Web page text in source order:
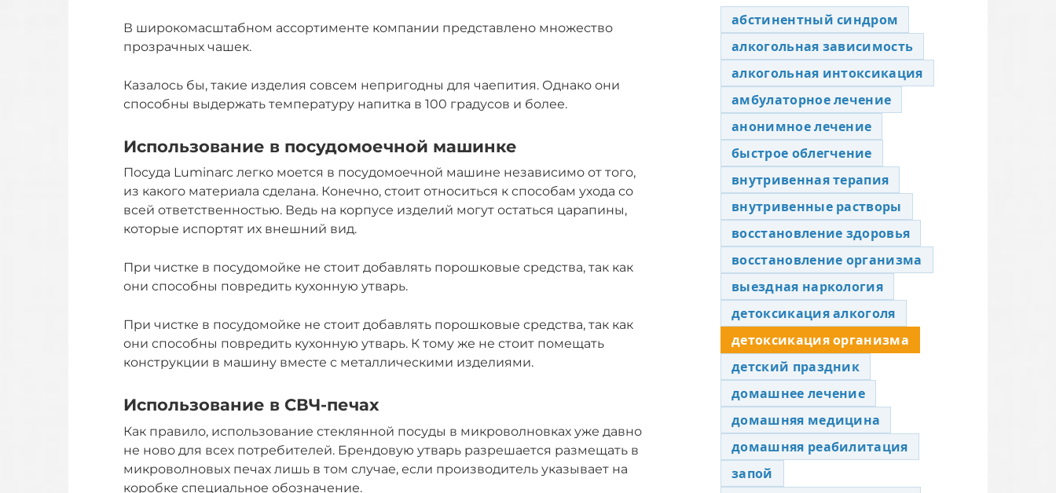
В широкомасштабном ассортименте компании представлено множество
прозрачных чашек.
Казалось бы, такие изделия совсем непригодны для чаепития. Однако они
способны выдержать температуру напитка в 100 градусов и более.
Использование в посудомоечной машинке
Посуда Luminarc легко моется в посудомоечной машине независимо от того,
из какого материала сделана. Конечно, стоит относиться к способам ухода со
всей ответственностью. Ведь на корпусе изделий могут остаться царапины,
которые испортят их внешний вид.
При чистке в посудомойке не стоит добавлять порошковые средства, так как
они способны повредить кухонную утварь.
При чистке в посудомойке не стоит добавлять порошковые средства, так как
они способны повредить кухонную утварь. К тому же не стоит помещать
конструкции в машину вместе с металлическими изделиями.
Использование в СВЧ-печах
Как правило, использование стеклянной посуды в микроволновках уже давно
не ново для всех потребителей. Брендовую утварь разрешается размещать в
микроволновых печах лишь в том случае, если производитель указывает на
коробке специальное обозначение.
абстинентный синдром
алкогольная зависимость
алкогольная интоксикация
амбулаторное лечение
анонимное лечение
быстрое облегчение
внутривенная терапия
внутривенные растворы
восстановление здоровья
восстановление организма
выездная наркология
детоксикация алкоголя
детоксикация организма
детский праздник
домашнее лечение
домашняя медицина
домашняя реабилитация
запой